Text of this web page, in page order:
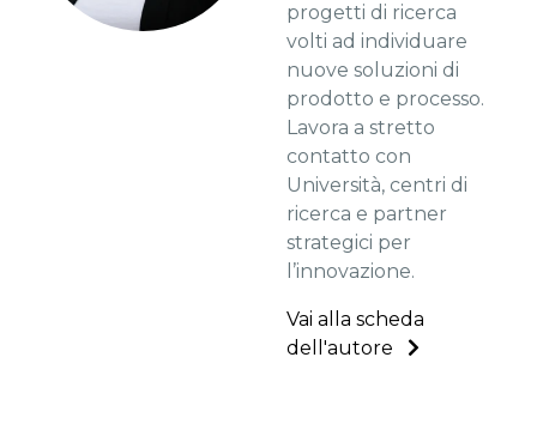
progetti di ricerca
volti ad individuare
nuove soluzioni di
prodotto e processo.
Lavora a stretto
contatto con
Università, centri di
ricerca e partner
strategici per
l’innovazione.
Vai alla scheda
dell'autore